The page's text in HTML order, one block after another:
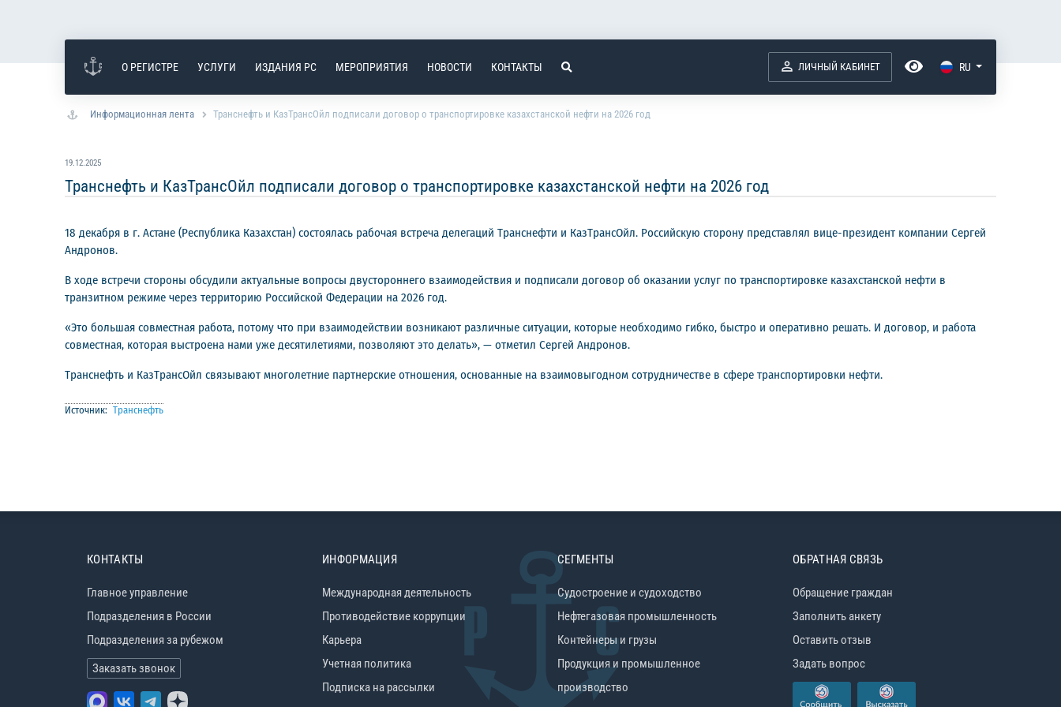
О РЕГИСТРЕ УСЛУГИ ИЗДАНИЯ РС МЕРОПРИЯТИЯ НОВОСТИ КОНТАКТЫ ЛИЧНЫЙ КАБИНЕТ RU
Информационная лента Транснефть и КазТрансОйл подписали договор о транспортировке казахстанской нефти на 2026 год
19.12.2025
Транснефть и КазТрансОйл подписали договор о транспортировке казахстанской нефти на 2026 год
18 декабря в г. Астане (Республика Казахстан) состоялась рабочая встреча делегаций Транснефти и КазТрансОйл. Российскую сторону представлял вице-президент компании Сергей
Андронов.
В ходе встречи стороны обсудили актуальные вопросы двустороннего взаимодействия и подписали договор об оказании услуг по транспортировке казахстанской нефти в
транзитном режиме через территорию Российской Федерации на 2026 год.
«Это большая совместная работа, потому что при взаимодействии возникают различные ситуации, которые необходимо гибко, быстро и оперативно решать. И договор, и работа
совместная, которая выстроена нами уже десятилетиями, позволяют это делать», — отметил Сергей Андронов.
Транснефть и КазТрансОйл связывают многолетние партнерские отношения, основанные на взаимовыгодном сотрудничестве в сфере транспортировки нефти.
Источник: Транснефть
КОНТАКТЫ
Главное управление
Подразделения в России
Подразделения за рубежом
Заказать звонок
ИНФОРМАЦИЯ
Международная деятельность
Противодействие коррупции
Карьера
Учетная политика
Подписка на рассылки
СЕГМЕНТЫ
Судостроение и судоходство
Нефтегазовая промышленность
Контейнеры и грузы
Продукция и промышленное
производство
ОБРАТНАЯ СВЯЗЬ
Обращение граждан
Заполнить анкету
Оставить отзыв
Задать вопрос